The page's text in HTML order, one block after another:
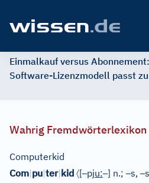
Einmalkauf versus
Software-Lizenzmodell passt
Wahrig Fremdwörterlexikon
Computerkid
Com|pu|ter|kid 〈[–pju:–] n.;–s,–